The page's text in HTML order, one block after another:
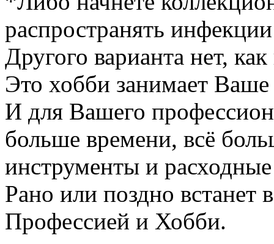
распространять
Другого варианта нет,
Это хобби занимает
И для Вашего
больше времени, всё
инструменты и
Рано или поздно
Профессией и Хобби.